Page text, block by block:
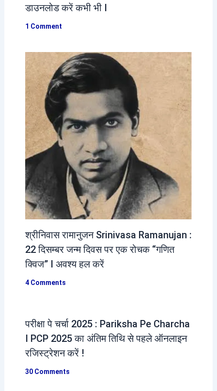
डाउनलोड करें कभी भी I
1 Comment
श्रीनिवास रामानुजन Srinivasa Ramanujan :
22 दिसम्बर जन्म दिवस पर एक रोचक “गणित
क्विज” I अवश्य हल करें
4 Comments
परीक्षा पे चर्चा 2025 : Pariksha Pe Charcha
I PCP 2025 का अंतिम तिथि से पहले ऑनलाइन
रजिस्ट्रेशन करें !
30 Comments